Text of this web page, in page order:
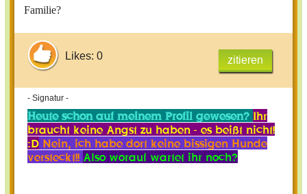
Familie?
Likes: 0 zitieren
- Signatur -
Heute schon auf meinem Profil gewesen? Ihr
braucht keine Angst zu haben - es beißt nicht!
:D Nein, ich habe dort keine bissigen Hunde
versteckt!! Also worauf wartet ihr noch?